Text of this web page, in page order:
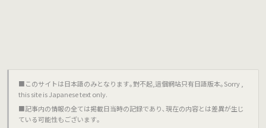
■このサイトは日本語のみとなります｡對不起,這個網站只有日語版本｡Sorry ,
this site is Japanese text only.
■記事内の情報の全ては掲載日当時の記録であり､現在の内容とは差異が生じ
ている可能性もございます｡